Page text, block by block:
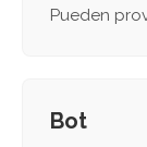
Pueden
Bot